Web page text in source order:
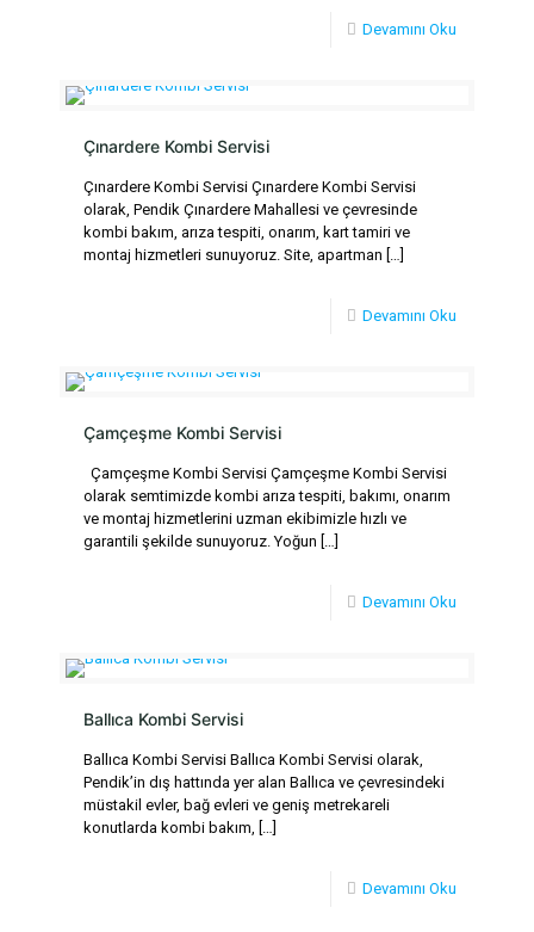
Devamını Oku
Çınardere Kombi Servisi
Çınardere Kombi Servisi Çınardere Kombi Servisi
olarak, Pendik Çınardere Mahallesi ve çevresinde
kombi bakım, arıza tespiti, onarım, kart tamiri ve
montaj hizmetleri sunuyoruz. Site, apartman […]
Devamını Oku
Çamçeşme Kombi Servisi
Çamçeşme Kombi Servisi Çamçeşme Kombi Servisi
olarak semtimizde kombi arıza tespiti, bakımı, onarım
ve montaj hizmetlerini uzman ekibimizle hızlı ve
garantili şekilde sunuyoruz. Yoğun […]
Devamını Oku
Ballıca Kombi Servisi
Ballıca Kombi Servisi Ballıca Kombi Servisi olarak,
Pendik’in dış hattında yer alan Ballıca ve çevresindeki
müstakil evler, bağ evleri ve geniş metrekareli
konutlarda kombi bakım, […]
Devamını Oku